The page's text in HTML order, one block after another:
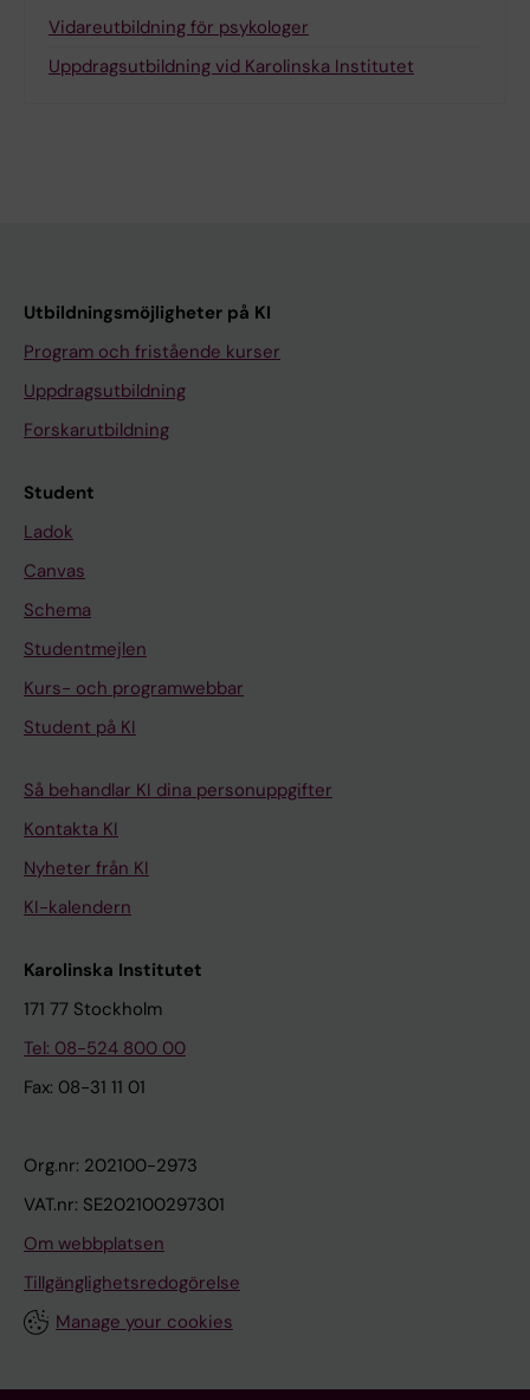
Vidareutbildning för psykologer
Uppdragsutbildning vid Karolinska Institutet
Utbildningsmöjligheter på KI
Program och fristående kurser
Uppdragsutbildning
Forskarutbildning
Student
Ladok
Canvas
Schema
Studentmejlen
Kurs- och programwebbar
Student på KI
Så behandlar KI dina personuppgifter
Kontakta KI
Nyheter från KI
KI-kalendern
Karolinska Institutet
171 77 Stockholm
Tel: 08-524 800 00
Fax: 08-31 11 01
Org.nr: 202100-2973
VAT.nr: SE202100297301
Om webbplatsen
Tillgänglighetsredogörelse
Manage your cookies